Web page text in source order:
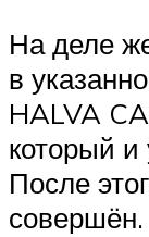
На деле
в
HALVA
который и
После
совершён.